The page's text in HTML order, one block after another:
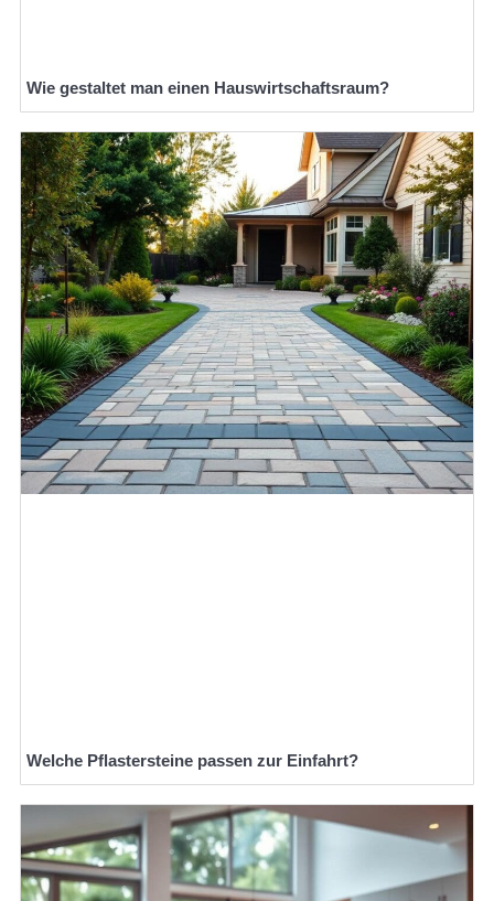
Wie gestaltet man einen Hauswirtschaftsraum?
Welche Pflastersteine passen zur Einfahrt?